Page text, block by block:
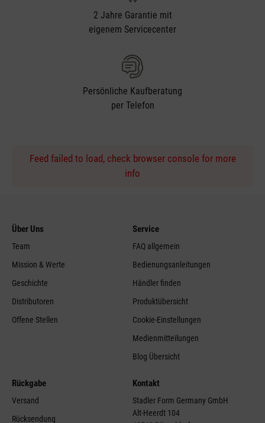
2 Jahre Garantie mit
eigenem Servicecenter
Persönliche Kaufberatung
per Telefon
Feed failed to load, check browser console for more
info
Über Uns
Team
Mission & Werte
Geschichte
Distributoren
Offene Stellen
Service
FAQ allgemein
Bedienungsanleitungen
Händler finden
Produktübersicht
Cookie-Einstellungen
Medienmitteilungen
Blog Übersicht
Rückgabe
Versand
Rücksendung
Kontakt
Stadler Form Germany GmbH
Alt-Heerdt 104